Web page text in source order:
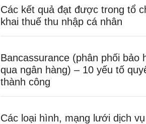
Các kết quả đạt được trong tổ
khai thuế thu nhập cá nhân
Bancassurance (phân phối bảo
qua ngân hàng) – 10 yếu tố
thành công
Các loại hình, mạng lưới dịch vụ